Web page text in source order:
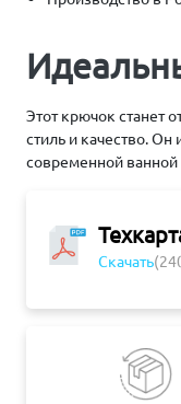
Скачать
Этот крючок станет
стиль и качество.
современной